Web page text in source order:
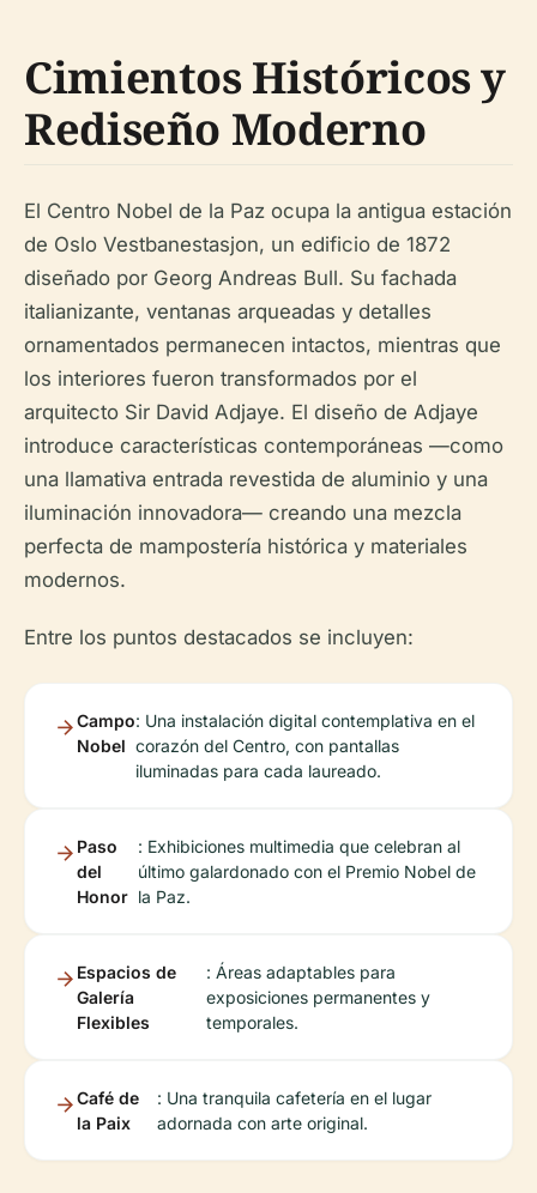
Cimientos Históricos y
Rediseño Moderno
El Centro Nobel de la Paz ocupa la antigua estación
de Oslo Vestbanestasjon, un edificio de 1872
diseñado por Georg Andreas Bull. Su fachada
italianizante, ventanas arqueadas y detalles
ornamentados permanecen intactos, mientras que
los interiores fueron transformados por el
arquitecto Sir David Adjaye. El diseño de Adjaye
introduce características contemporáneas —como
una llamativa entrada revestida de aluminio y una
iluminación innovadora— creando una mezcla
perfecta de mampostería histórica y materiales
modernos.
Entre los puntos destacados se incluyen:
Campo
Nobel
: Una instalación digital contemplativa en el
corazón del Centro, con pantallas
iluminadas para cada laureado.
Paso
del
Honor
: Exhibiciones multimedia que celebran al
último galardonado con el Premio Nobel de
la Paz.
Espacios de
Galería
Flexibles
: Áreas adaptables para
exposiciones permanentes y
temporales.
Café de
la Paix
: Una tranquila cafetería en el lugar
adornada con arte original.